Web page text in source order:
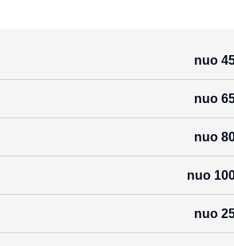
nuo
nuo
nuo
nuo
nuo